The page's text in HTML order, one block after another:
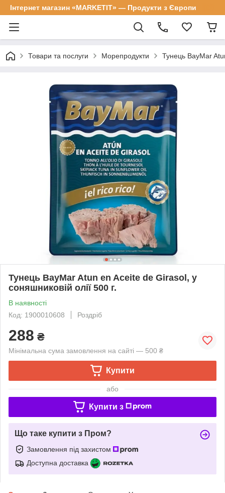
Інтернет магазин «MARKETIT» — Продукти з Європи
Товари та послуги Морепродукти Тунець BayMar
Тунець BayMar Atun en Aceite de Girasol, у
соняшниковій олії 500 г.
В наявності
Код: 1900010608
Роздріб
288 ₴
Мінімальна сума замовлення на сайті — 500 ₴
Купити
або
Купити з
Що таке купити з Пром?
Замовлення під захистом
Доступна доставка